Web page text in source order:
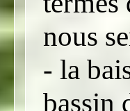
nous
- la
bassin